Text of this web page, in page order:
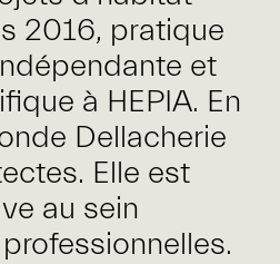
2016, pratique
et
à HEPIA. En
Dellacherie
Elle est
au sein